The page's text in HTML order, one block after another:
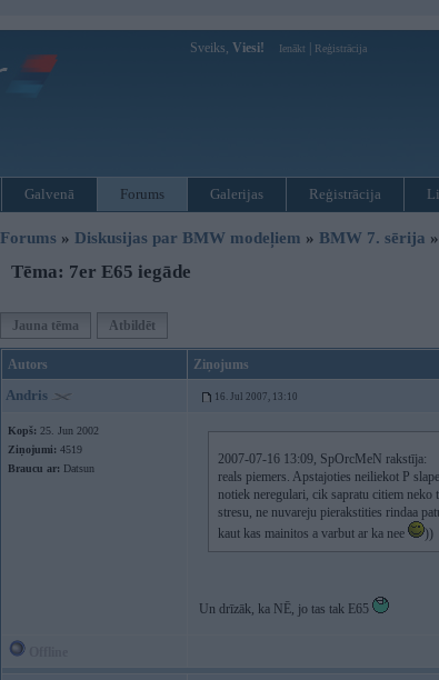
Sveiks, Viesi! Ienākt Reģistrācija
Galvenā Forums Galerijas Reģistrācija
Forums » Diskusijas par BMW modeļiem » BMW 7. sērija »
Tēma: 7er E65 iegāde
Jauna tēma Atbildēt
Autors Ziņojums
Andris 16. Jul 2007, 13:10
Kopš: 25. Jun 2002
Ziņojumi: 4519
Braucu ar: Datsun
2007-07-16 13:09, SpOrcMeN rakstīja:
reals piemers. Apstajoties neiliekot P
notiek neregulari, cik sapratu citiem
stresu, ne nuvareju pierakstities rindaa
kaut kas mainitos a varbut ar ka nee
))
Un drīzāk, ka NĒ, jo tas tak E65